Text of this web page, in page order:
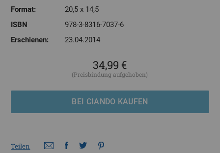
Format:
20,5 x 14,5
ISBN
978-3-8316-7037-6
Erschienen:
23.04.2014
34,99 €
(Preisbindung aufgehoben)
BEI CIANDO KAUFEN
Teilen